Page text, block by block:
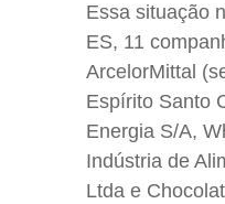
Essa situação
ES, 11
ArcelorMittal
Espírito Santo
Energia S/A,
Indústria de
Ltda e